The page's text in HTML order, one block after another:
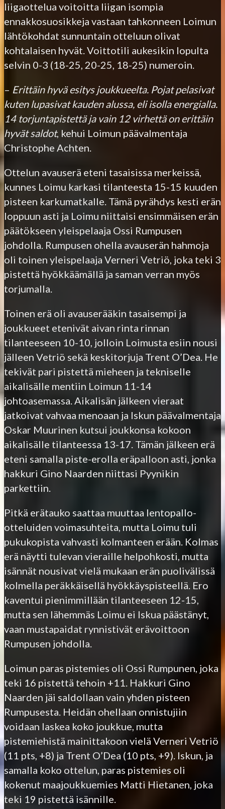
liigaottelua voitoitta liigan isompia
ennakkosuosikkeja vastaan tahkonneen Loimun
lähtökohdat sunnuntain otteluun olivat
kohtalaisen hyvät. Voittotili aukesikin lopulta
selvin 0-3 (18-25, 20-25, 18-25) numeroin.
– Erittäin hyvä esitys joukkueelta. Pojat pelasivat
kuten lupasivat kauden alussa, eli isolla energialla.
14 torjuntapistettä ja vain 12 virhettä on erittäin
hyvät saldot, kehui Loimun päävalmentaja
Christophe Achten.
Ottelun avauserä eteni tasaisissa merkeissä,
kunnes Loimu karkasi tilanteesta 15-15 kuuden
pisteen karkumatkalle. Tämä pyrähdys kesti erän
loppuun asti ja Loimu niittaisi ensimmäisen erän
päätökseen yleispelaaja Ossi Rumpusen
johdolla. Rumpusen ohella avauserän hahmoja
oli toinen yleispelaaja Verneri Vetriö, joka teki 3
pistettä hyökkäämällä ja saman verran myös
torjumalla.
Toinen erä oli avauserääkin tasaisempi ja
joukkueet etenivät aivan rinta rinnan
tilanteeseen 10-10, jolloin Loimusta esiin nousi
jälleen Vetriö sekä keskitorjuja Trent O’Dea. He
tekivät pari pistettä mieheen ja tekniselle
aikalisälle mentiin Loimun 11-14
johtoasemassa. Aikalisän jälkeen vieraat
jatkoivat vahvaa menoaan ja Iskun päävalmentaja
Oskar Muurinen kutsui joukkonsa kokoon
aikalisälle tilanteessa 13-17. Tämän jälkeen erä
eteni samalla piste-erolla eräpalloon asti, jonka
hakkuri Gino Naarden niittasi Pyynikin
parkettiin.
Pitkä erätauko saattaa muuttaa lentopallo-
otteluiden voimasuhteita, mutta Loimu tuli
pukukopista vahvasti kolmanteen erään. Kolmas
erä näytti tulevan vieraille helpohkosti, mutta
isännät nousivat vielä mukaan erän puolivälissä
kolmella peräkkäisellä hyökkäyspisteellä. Ero
kaventui pienimmillään tilanteeseen 12-15,
mutta sen lähemmäs Loimu ei Iskua päästänyt,
vaan mustapaidat rynnistivät erävoittoon
Rumpusen johdolla.
Loimun paras pistemies oli Ossi Rumpunen, joka
teki 16 pistettä tehoin +11. Hakkuri Gino
Naarden jäi saldollaan vain yhden pisteen
Rumpusesta. Heidän ohellaan onnistujiin
voidaan laskea koko joukkue, mutta
pistemiehistä mainittakoon vielä Verneri Vetriö
(11 pts, +8) ja Trent O’Dea (10 pts, +9). Iskun, ja
samalla koko ottelun, paras pistemies oli
kokenut maajoukkuemies Matti Hietanen, joka
teki 19 pistettä isännille.